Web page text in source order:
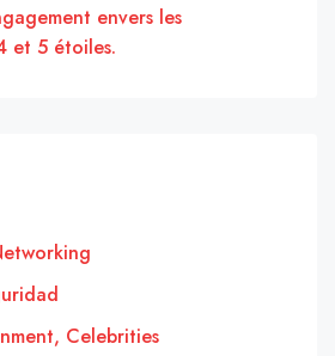
envers les
et 5 étoiles.
Celebrities